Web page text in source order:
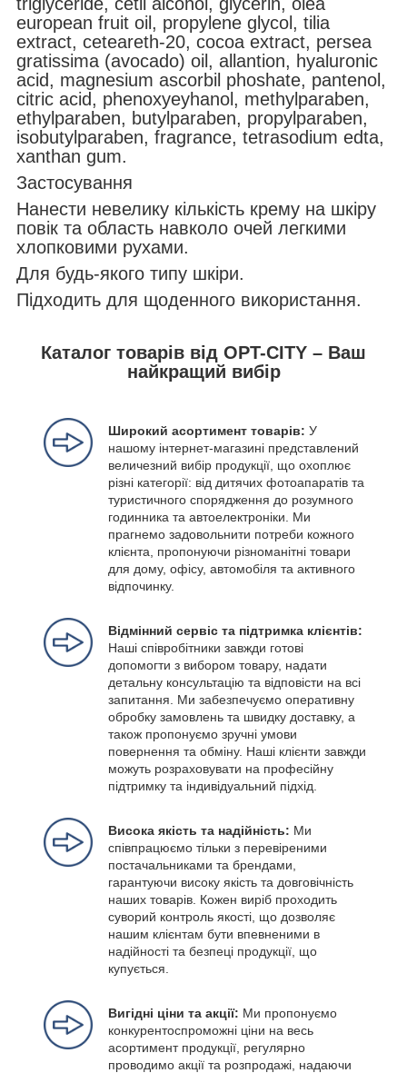
european fruit oil, propylene glycol, tilia
extract, ceteareth-20, cocoa extract, persea
gratissima (avocado) oil, allantion, hyaluronic
acid, magnesium ascorbil phoshate, pantenol,
citric acid, phenoxyeyhanol, methylparaben,
ethylparaben, butylparaben, propylparaben,
isobutylparaben, fragrance, tetrasodium edta,
xanthan gum.
Застосування
Нанести невелику кількість крему на шкіру
повік та область навколо очей легкими
хлопковими рухами.
Для будь-якого типу шкіри.
Підходить для щоденного використання.
Каталог товарів від OPT-CITY – Ваш
найкращий вибір
Широкий асортимент товарів: У
нашому інтернет-магазині представлений
величезний вибір продукції, що охоплює
різні категорії: від дитячих фотоапаратів та
туристичного спорядження до розумного
годинника та автоелектроніки. Ми
прагнемо задовольнити потреби кожного
клієнта, пропонуючи різноманітні товари
для дому, офісу, автомобіля та активного
відпочинку.
Відмінний сервіс та підтримка клієнтів:
Наші співробітники завжди готові
допомогти з вибором товару, надати
детальну консультацію та відповісти на всі
запитання. Ми забезпечуємо оперативну
обробку замовлень та швидку доставку, а
також пропонуємо зручні умови
повернення та обміну. Наші клієнти завжди
можуть розраховувати на професійну
підтримку та індивідуальний підхід.
Висока якість та надійність: Ми
співпрацюємо тільки з перевіреними
постачальниками та брендами,
гарантуючи високу якість та довговічність
наших товарів. Кожен виріб проходить
суворий контроль якості, що дозволяє
нашим клієнтам бути впевненими в
надійності та безпеці продукції, що
купується.
Вигідні ціни та акції: Ми пропонуємо
конкурентоспроможні ціни на весь
асортимент продукції, регулярно
проводимо акції та розпродажі, надаючи